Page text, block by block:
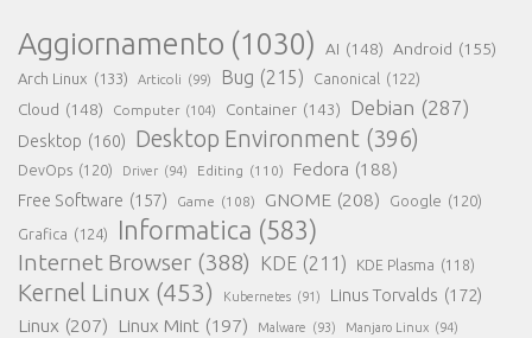
Aggiornamento (1030) AI (148) Android (155)
Arch Linux (133) Articoli (99) Bug (215) Canonical (122)
Cloud (148) Computer (104) Container (143) Debian (287)
Desktop (160) Desktop Environment (396)
DevOps (120) Driver (94) Editing (110) Fedora (188)
Free Software (157) Game (108) GNOME (208) Google (120)
Grafica (124) Informatica (583)
Internet Browser (388) KDE (211) KDE Plasma (118)
Kernel Linux (453) Kubernetes (91) Linus Torvalds (172)
Linux (207) Linux Mint (197) Malware (93) Manjaro Linux (94)